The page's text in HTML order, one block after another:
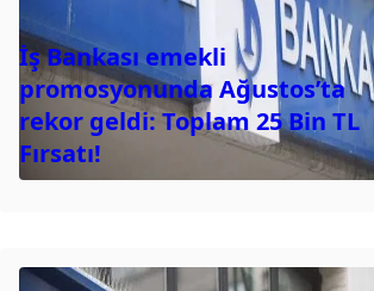
İş Bankası emekli
promosyonunda Ağustos’ta
rekor geldi: Toplam 25 Bin TL
Fırsatı!